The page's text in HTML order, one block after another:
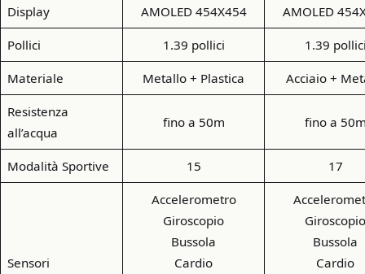
Display AMOLED 454X454 AMOLED
Pollici 1.39 pollici 1.39
Materiale Metallo + Plastica Acciaio +
Resistenza
all’acqua
fino a 50m fino a
Modalità Sportive 15 17
Sensori
Accelerometro
Giroscopio
Bussola
Cardio
Giroscopio
Bussola
Cardio